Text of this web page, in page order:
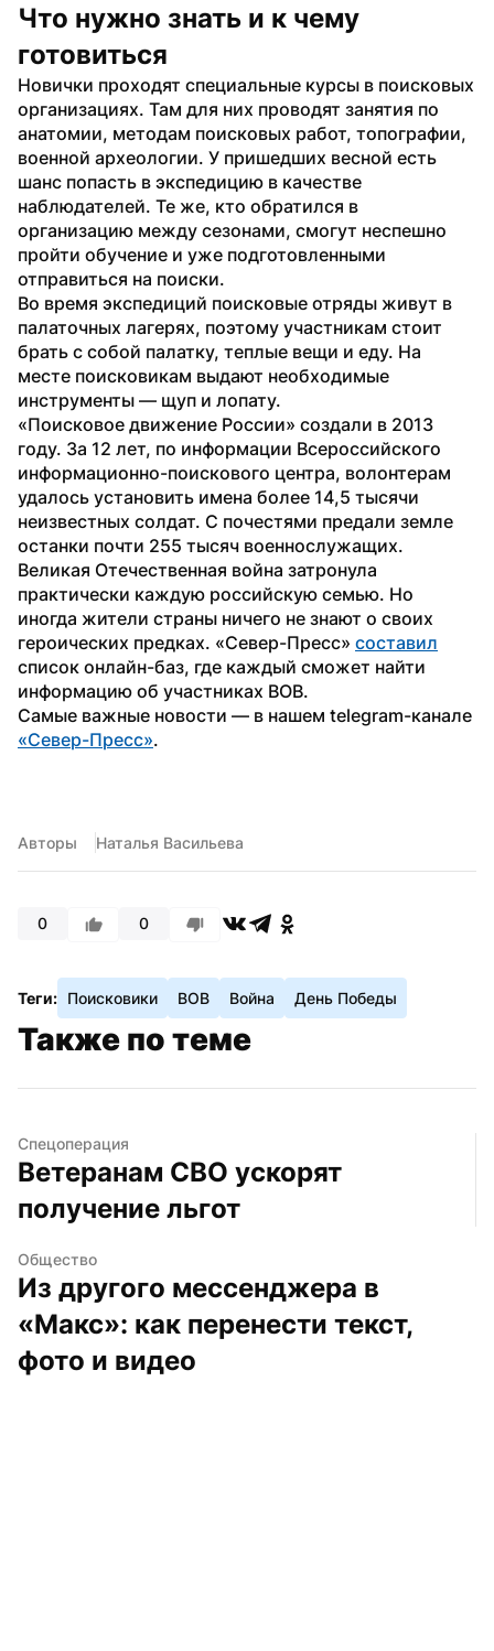
Что нужно знать и к чему
готовиться
Новички проходят специальные курсы в поисковых
организациях. Там для них проводят занятия по
анатомии, методам поисковых работ, топографии,
военной археологии. У пришедших весной есть
шанс попасть в экспедицию в качестве
наблюдателей. Те же, кто обратился в
организацию между сезонами, смогут неспешно
пройти обучение и уже подготовленными
отправиться на поиски.
Во время экспедиций поисковые отряды живут в
палаточных лагерях, поэтому участникам стоит
брать с собой палатку, теплые вещи и еду. На
месте поисковикам выдают необходимые
инструменты — щуп и лопату.
«Поисковое движение России» создали в 2013
году. За 12 лет, по информации Всероссийского
информационно-поискового центра, волонтерам
удалось установить имена более 14,5 тысячи
неизвестных солдат. С почестями предали земле
останки почти 255 тысяч военнослужащих.
Великая Отечественная война затронула
практически каждую российскую семью. Но
иногда жители страны ничего не знают о своих
героических предках. «Север-Пресс» составил
список онлайн-баз, где каждый сможет найти
информацию об участниках ВОВ.
«Север-Пресс».
Авторы Наталья Васильева
0 0
Теги: Поисковики ВОВ Война День Победы
Также по теме
Спецоперация
Ветеранам СВО ускорят
получение льгот
Общество
Из другого мессенджера в
«Макс»: как перенести текст,
фото и видео